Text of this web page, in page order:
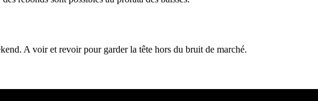
A voir et revoir pour garder la tête hors du bruit de marché.